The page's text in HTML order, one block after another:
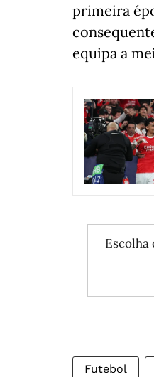
primeira
equipa a
Escolha
Futebol